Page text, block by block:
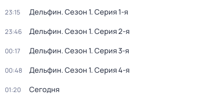
23:15 Дельфин. Сезон 1. Серия 1-я
23:46 Дельфин. Сезон 1. Серия 2-я
00:17 Дельфин. Сезон 1. Серия 3-я
00:48 Дельфин. Сезон 1. Серия 4-я
01:20 Сегодня